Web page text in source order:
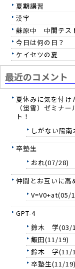
夏期講習
漢字
蘇原中 中間テス
今日は何の日？
ケイセツの夏
最近のコメント
夏休みに気を付
（蛍雪）ゼミナ
ト！
しがない陽
卒塾生
おれ(07/28)
仲間とお互いに高
V=V0+at(05/
GPT-4
鈴木 学(03/
飯田(11/19)
鈴木 学(11/
卒塾生(11/19)